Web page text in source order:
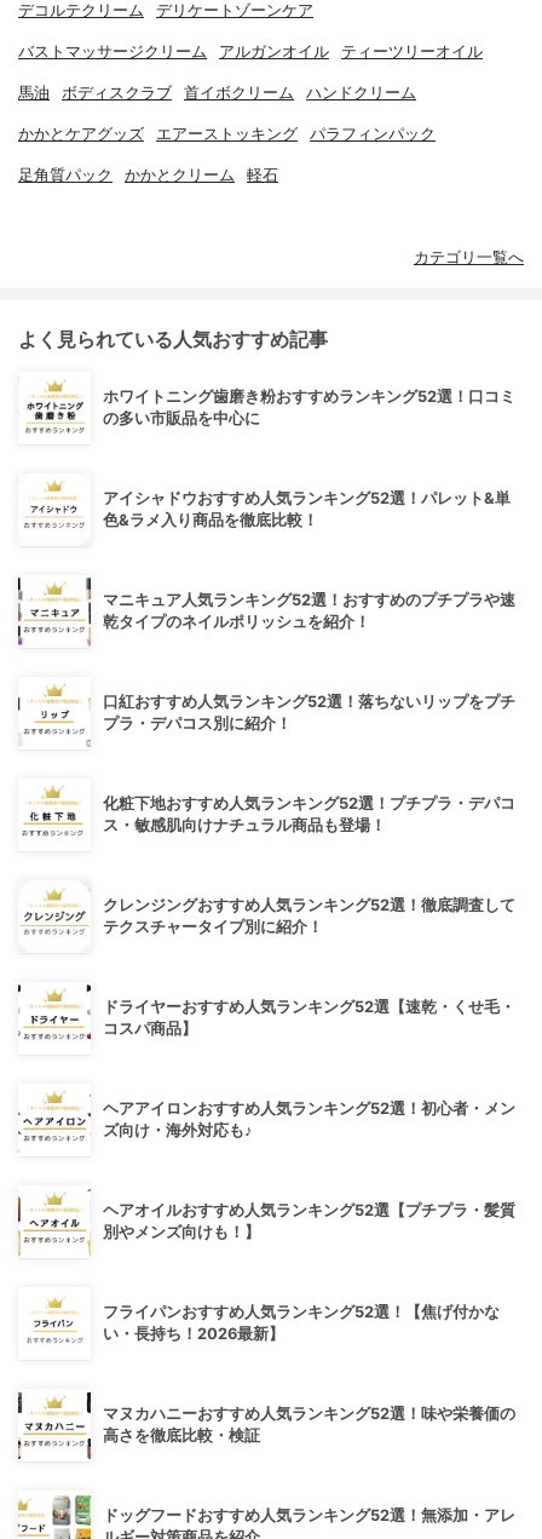
デコルテクリーム デリケートゾーンケア
バストマッサージクリーム アルガンオイル ティーツリーオイル
馬油 ボディスクラブ 首イボクリーム ハンドクリーム
かかとケアグッズ エアーストッキング パラフィンパック
足角質パック かかとクリーム 軽石
カテゴリ一覧へ
よく見られている人気おすすめ記事
ホワイトニング歯磨き粉おすすめランキング52選！口コミ
の多い市販品を中心に
アイシャドウおすすめ人気ランキング52選！パレット&単
色&ラメ入り商品を徹底比較！
マニキュア人気ランキング52選！おすすめのプチプラや速
乾タイプのネイルポリッシュを紹介！
口紅おすすめ人気ランキング52選！落ちないリップをプチ
プラ・デパコス別に紹介！
化粧下地おすすめ人気ランキング52選！プチプラ・デパコ
ス・敏感肌向けナチュラル商品も登場！
クレンジングおすすめ人気ランキング52選！徹底調査して
テクスチャータイプ別に紹介！
ドライヤーおすすめ人気ランキング52選【速乾・くせ毛・
コスパ商品】
ヘアアイロンおすすめ人気ランキング52選！初心者・メン
ズ向け・海外対応も♪
ヘアオイルおすすめ人気ランキング52選【プチプラ・髪質
別やメンズ向けも！】
フライパンおすすめ人気ランキング52選！【焦げ付かな
い・長持ち！2026最新】
マヌカハニーおすすめ人気ランキング52選！味や栄養価の
高さを徹底比較・検証
ドッグフードおすすめ人気ランキング52選！無添加・アレ